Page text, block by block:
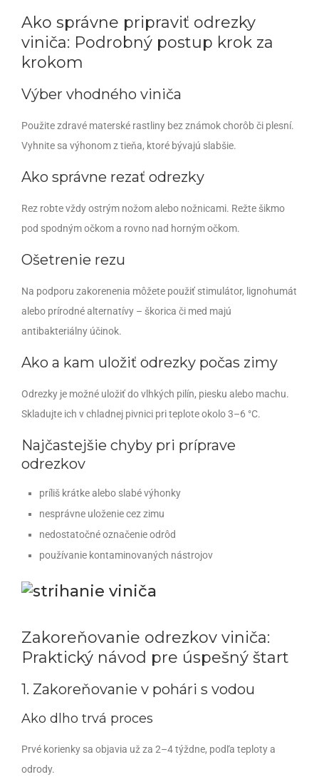
Ako správne pripraviť odrezky
viniča: Podrobný postup krok za
krokom
Výber vhodného viniča
Použite zdravé materské rastliny bez známok chorôb či plesní.
Vyhnite sa výhonom z tieňa, ktoré bývajú slabšie.
Ako správne rezať odrezky
Rez robte vždy ostrým nožom alebo nožnicami. Režte šikmo
pod spodným očkom a rovno nad horným očkom.
Ošetrenie rezu
Na podporu zakorenenia môžete použiť stimulátor, lignohumát
alebo prírodné alternatívy – škorica či med majú
antibakteriálny účinok.
Ako a kam uložiť odrezky počas zimy
Odrezky je možné uložiť do vlhkých pilín, piesku alebo machu.
Skladujte ich v chladnej pivnici pri teplote okolo 3–6 °C.
Najčastejšie chyby pri príprave
odrezkov
príliš krátke alebo slabé výhonky
nesprávne uloženie cez zimu
nedostatočné označenie odrôd
používanie kontaminovaných nástrojov
Zakoreňovanie odrezkov viniča:
Praktický návod pre úspešný štart
1. Zakoreňovanie v pohári s vodou
Ako dlho trvá proces
Prvé korienky sa objavia už za 2–4 týždne, podľa teploty a
odrody.